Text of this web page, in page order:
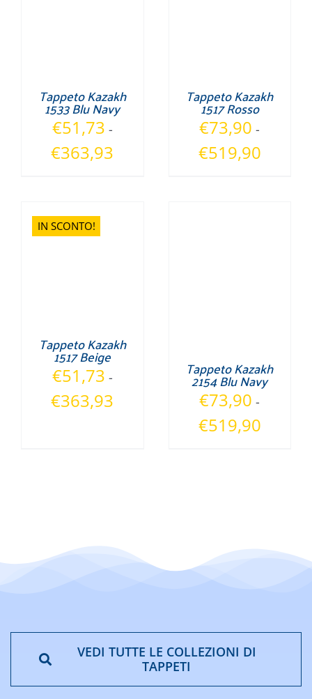
Tappeto Kazakh
1533 Blu Navy
€51,73 -
€363,93
Tappeto Kazakh
1517 Rosso
€73,90 -
€519,90Fascia
IN SCONTO!
Tappeto Kazakh
1517 Beige
€51,73 -
€363,93
Tappeto Kazakh
2154 Blu Navy
€73,90 -
€519,90Fascia
VEDI TUTTE LE COLLEZIONI DI
TAPPETI